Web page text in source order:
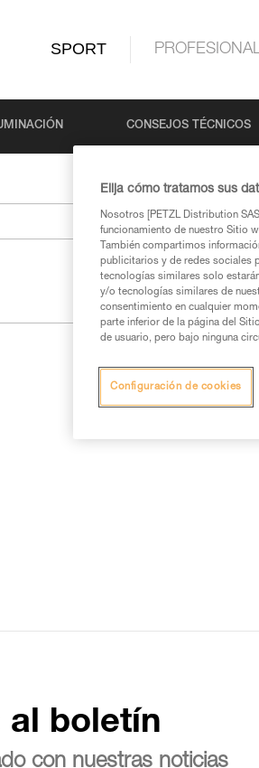
SPORT
CONSEJOS TÉCNICOS
Búsqueda
al boletín
con nuestras noticias
Elija cómo tratamos sus
Nosotros [PETZL Distribution
funcionamiento de nuestro Sitio
También compartimos
publicitarios y de redes sociales
tecnologías similares solo
y/o tecnologías similares de
consentimiento en cualquier
parte inferior de la página del
de usuario, pero bajo ninguna
Configuración de cookies